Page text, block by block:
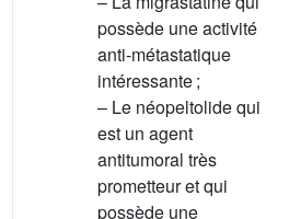
possède une activité
anti-métastatique
intéressante ;
– Le néopeltolide qui
est un agent
antitumoral très
prometteur et qui
possède une